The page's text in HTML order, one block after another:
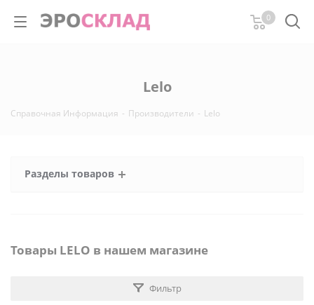
0
Lelo
Справочная Информация - Производители - Lelo
Разделы товаров
Товары LELO в нашем магазине
Фильтр